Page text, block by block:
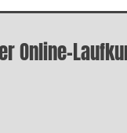
Online-